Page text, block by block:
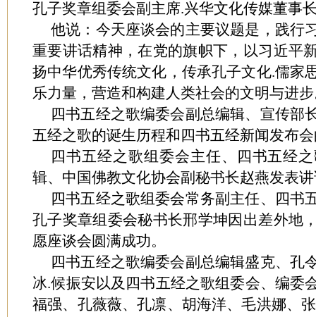
孔子奖章组委会副主席.兴华文化传媒董事
他说：今天座谈会的主要议题是，践行
重要讲话精神，在党的旗帜下，以习近平
扬中华优秀传统文化，传承孔子文化.儒家
乐力量，营造和构建人类社会的文明与进
四书五经之歌编委会副总编辑、宣传部
五经之歌的诞生历程和四书五经新闻发布
四书五经之歌组委会主任、四书五经
辑、中国佛教文化协会副秘书长赵燕发表
四书五经之歌组委会常务副主任、四书
孔子奖章组委会秘书长邢学坤因出差外地
愿座谈会圆满成功。
四书五经之歌编委会副总编辑盛克、孔
冰.候振安以及四书五经之歌组委会、编委
福强、孔薇薇、孔凛、胡海洋、毛洪娜、